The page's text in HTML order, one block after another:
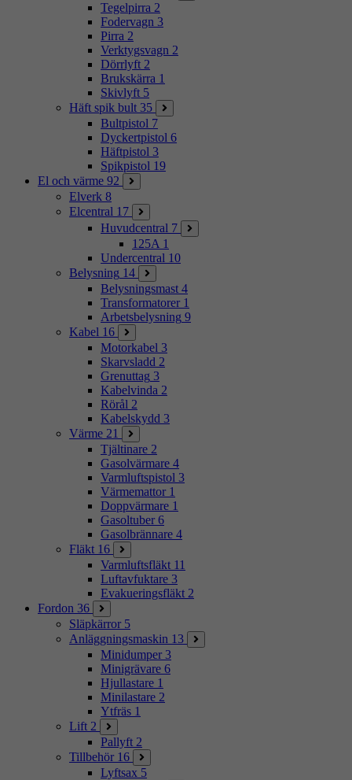
Tegelpirra 2
Fodervagn 3
Pirra 2
Verktygsvagn 2
Dörrlyft 2
Brukskärra 1
Skivlyft 5
Häft spik bult 35
Bultpistol 7
Dyckertpistol 6
Häftpistol 3
Spikpistol 19
El och värme 92
Elverk 8
Elcentral 17
Huvudcentral 7
125A 1
Undercentral 10
Belysning 14
Belysningsmast 4
Transformatorer 1
Arbetsbelysning 9
Kabel 16
Motorkabel 3
Skarvsladd 2
Grenuttag 3
Kabelvinda 2
Rörål 2
Kabelskydd 3
Värme 21
Tjältinare 2
Gasolvärmare 4
Varmluftspistol 3
Värmemattor 1
Doppvärmare 1
Gasoltuber 6
Gasolbrännare 4
Fläkt 16
Varmluftsfläkt 11
Luftavfuktare 3
Evakueringsfläkt 2
Fordon 36
Släpkärror 5
Anläggningsmaskin 13
Minidumper 3
Minigrävare 6
Hjullastare 1
Minilastare 2
Ytfräs 1
Lift 2
Pallyft 2
Tillbehör 16
Lyftsax 5